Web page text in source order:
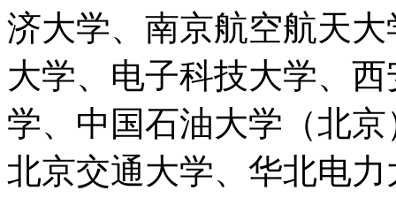
济大学、南京航空航天
大学、电子科技大学、
学、中国石油大学（北
北京交通大学、华北电